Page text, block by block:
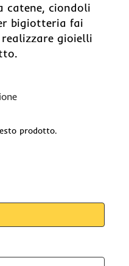
catene, ciondoli
bigiotteria fai
gioielli
prodotto.